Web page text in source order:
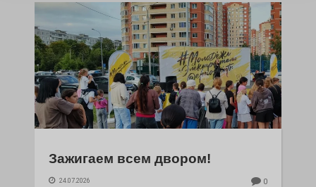
Зажигаем всем двором!
24.07.2026 0